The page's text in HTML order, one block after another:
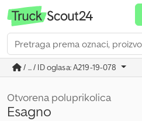
/ ... / ID oglasa: A219-19-078
Otvorena poluprikolica
Esagno